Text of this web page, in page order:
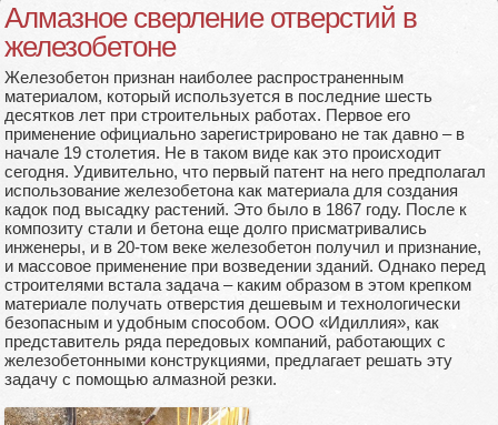
Алмазное сверление отверстий в
железобетоне
Железобетон признан наиболее распространенным
материалом, который используется в последние шесть
десятков лет при строительных работах. Первое его
применение официально зарегистрировано не так давно – в
начале 19 столетия. Не в таком виде как это происходит
сегодня. Удивительно, что первый патент на него предполагал
использование железобетона как материала для создания
кадок под высадку растений. Это было в 1867 году. После к
композиту стали и бетона еще долго присматривались
инженеры, и в 20-том веке железобетон получил и признание,
и массовое применение при возведении зданий. Однако перед
строителями встала задача – каким образом в этом крепком
материале получать отверстия дешевым и технологически
безопасным и удобным способом. ООО «Идиллия», как
представитель ряда передовых компаний, работающих с
железобетонными конструкциями, предлагает решать эту
задачу с помощью алмазной резки.